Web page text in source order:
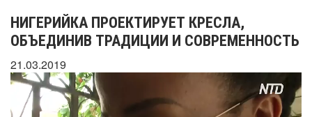
НИГЕРИЙКА ПРОЕКТИРУЕТ КРЕСЛА,
ОБЪЕДИНИВ ТРАДИЦИИ И СОВРЕМЕННОСТЬ
21.03.2019